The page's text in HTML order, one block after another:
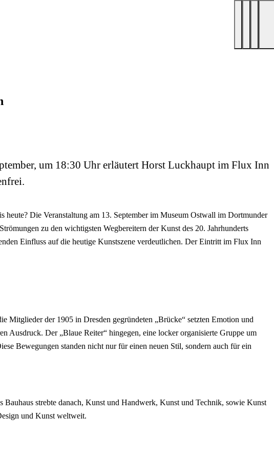
um 18:30 Uhr erläutert Horst Luckhaupt im Flux Inn
heute? Die Veranstaltung am 13. September im Museum Ostwall im Dortmunder
zu den wichtigsten Wegbereitern der Kunst des 20. Jahrhunderts
Einfluss auf die heutige Kunstszene verdeutlichen. Der Eintritt im Flux Inn
Mitglieder der 1905 in Dresden gegründeten „Brücke“ setzten Emotion und
Ausdruck. Der „Blaue Reiter“ hingegen, eine locker organisierte Gruppe um
Bewegungen standen nicht nur für einen neuen Stil, sondern auch für ein
strebte danach, Kunst und Handwerk, Kunst und Technik, sowie Kunst
und Kunst weltweit.